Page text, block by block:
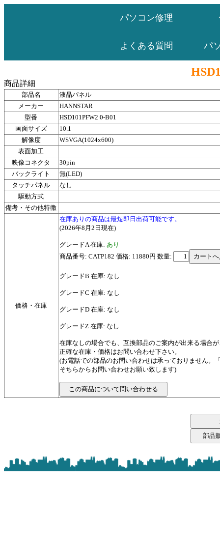
パソコン修理
よくある質問 パ
商品詳細
部品名
液晶パネル
メーカー
HANNSTAR
型番
HSD101PFW2 0-B01
画面サイズ
10.1
解像度
WSVGA(1024x600)
表面加工
映像コネクタ
30pin
バックライト
無(LED)
タッチパネル
なし
駆動方式
備考・その他特徴
価格・在庫
在庫ありの商品は最短即日出荷可能です。
(2026年8月2日現在)
グレードA 在庫: あり
商品番号: CATP182 価格: 11880円 数量:
グレードB 在庫: なし
グレードC 在庫: なし
グレードD 在庫: なし
グレードZ 在庫: なし
在庫なしの場合でも、互換部品のご案内が出来る場合
正確な在庫・価格はお問い合わせ下さい。
(お電話での部品のお問い合わせは承っておりません。
そちらからお問い合わせお願い致します)